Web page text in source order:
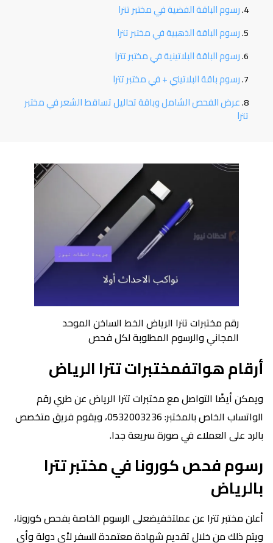
رسوم الباقة الفضية في مختبر تترا
رسوم الباقة الذهبية في مختبر تترا
رسوم الباقة البلاتينية في مختبر تترا
رسوم باقة البلاتيني + في مختبر تترا
عرض الفحص الشامل وباقة تحاليل تساقط الشعر في مختبر
تترا
رقم مختبرات تترا الرياض الخط الساخن الموحد
المجاني والرسوم المطلوبة لكل فحص
أرقام هواتفمختبرات تترا الرياض
ويمكن أيضًا التواصل مع مختبرات تترا الرياض عن طري رقم
الواتساب الخاص بالمختبر: 0532003236، ويقوم فريق متخصص
بالرد على العملاء في صورة سريعة جدا.
رسوم فحص كورونا في مختبر تترا
بالرياض
أعلن مختبر تترا عن عملتخفيضعلى الرسوم الخاصة بفحص كورونا،
ويتم ذلك من خلال تقديم شهادة معتمدة للسفر لأي دولة وأي